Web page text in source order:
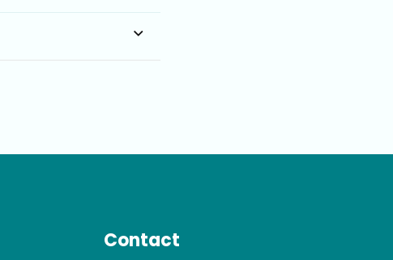
Contact